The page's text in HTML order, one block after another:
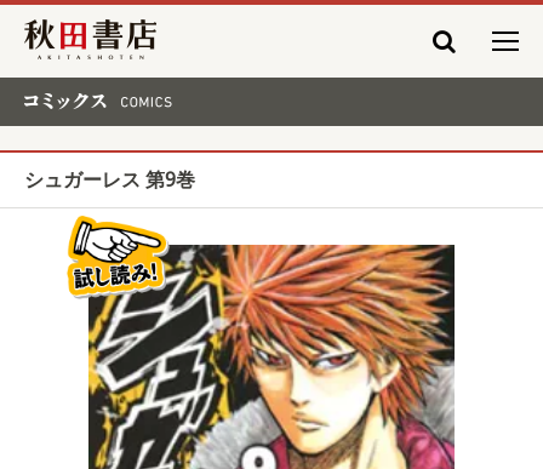
秋田書店
シュガーレス 第9巻